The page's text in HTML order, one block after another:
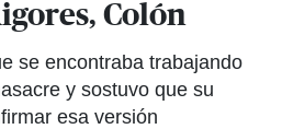
Colón
se encontraba trabajando
y sostuvo que su
esa versión